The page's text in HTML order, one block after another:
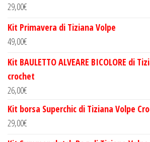
29,00€
Kit Primavera di Tiziana Volpe
49,00€
Kit BAULETTO ALVEARE BICOLORE di
crochet
26,00€
Kit borsa Superchic di Tiziana Volpe
29,00€